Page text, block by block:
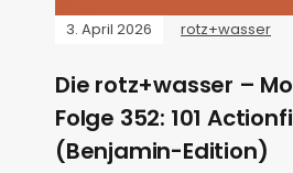
3. April 2026 rotz+wasser
Die rotz+wasser –
Folge 352: 101
(Benjamin-Edition)